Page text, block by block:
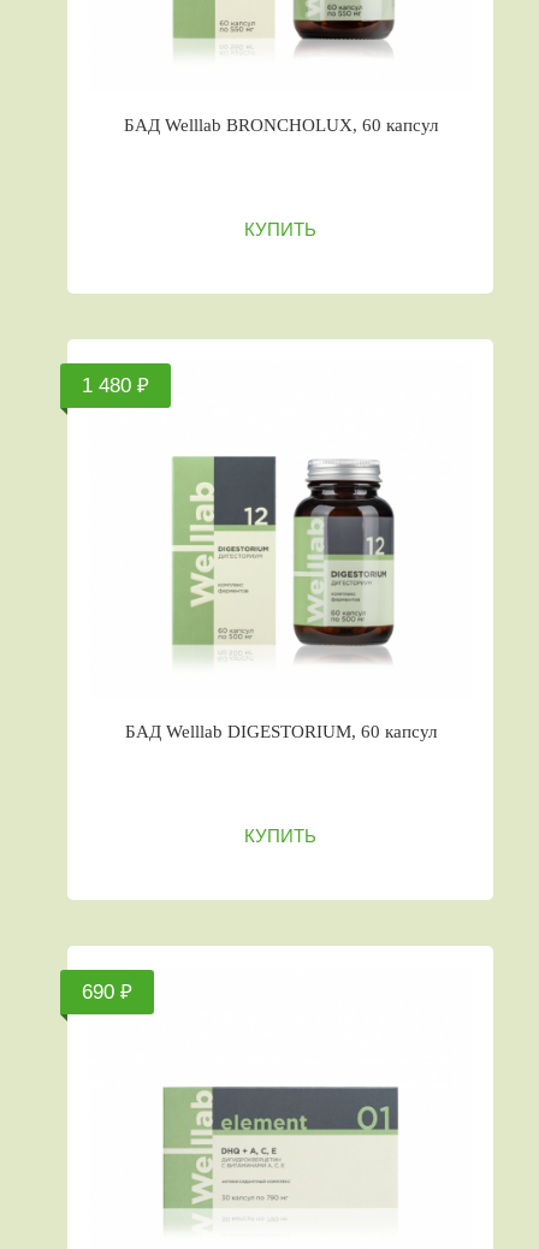
БАД Welllab BRONCHOLUX, 60 капсул
КУПИТЬ
1 480 ₽
БАД Welllab DIGESTORIUM, 60 капсул
КУПИТЬ
690 ₽